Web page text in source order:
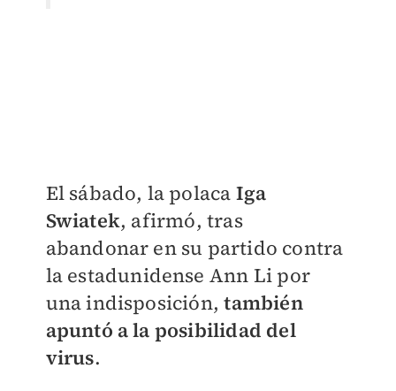
El sábado, la polaca Iga
Swiatek, afirmó, tras
abandonar en su partido contra
la estadunidense Ann Li por
una indisposición,también
apuntó a la posibilidad del
virus.